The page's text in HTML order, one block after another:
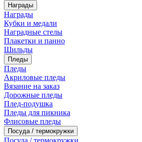
Награды
Награды
Кубки и медали
Наградные стелы
Плакетки и панно
Шильды
Пледы
Пледы
Акриловые пледы
Вязание на заказ
Дорожные пледы
Плед-подушка
Пледы для пикника
Флисовые пледы
Посуда / термокружки
Посуда / термокружки